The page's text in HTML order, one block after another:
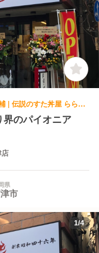
その他(料理ジャンル) | 店長・店長候補 | 伝説のすた丼屋 ららぽーと沼津店
界のパイオニア
県
市
1/4